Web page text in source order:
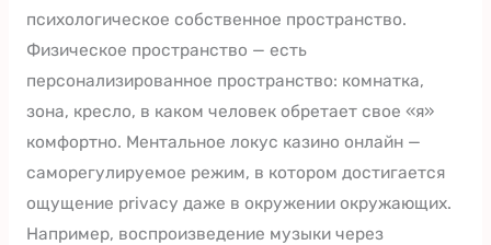
психологическое собственное пространство.
Физическое пространство — есть
персонализированное пространство: комнатка,
зона, кресло, в каком человек обретает свое «я»
комфортно. Ментальное локус казино онлайн —
саморегулируемое режим, в котором достигается
ощущение privacy даже в окружении окружающих.
Например, воспроизведение музыки через